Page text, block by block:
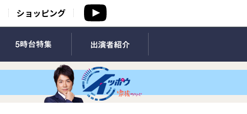
ショッピング